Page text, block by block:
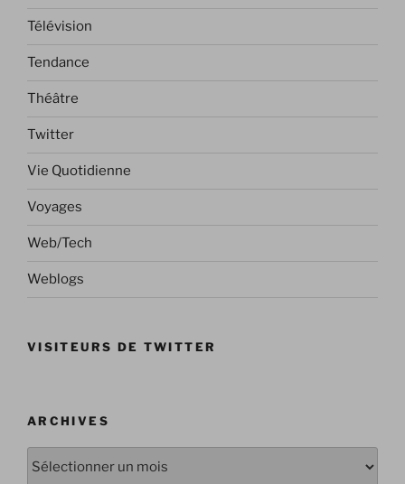
Télévision
Tendance
Théâtre
Twitter
Vie Quotidienne
Voyages
Web/Tech
Weblogs
VISITEURS DE TWITTER
ARCHIVES
Archives